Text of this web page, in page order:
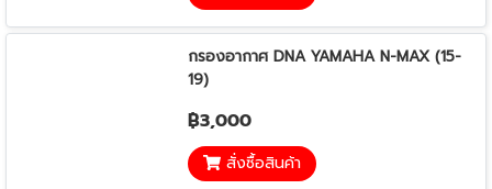
กรองอากาศ DNA YAMAHA N-MAX (15-
19)
฿3,000
สั่งซื้อสินค้า